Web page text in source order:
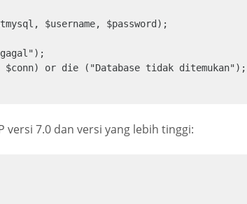
$username, $password);
$conn) or die ("Database tidak ditemukan");
7.0 dan versi yang lebih tinggi: